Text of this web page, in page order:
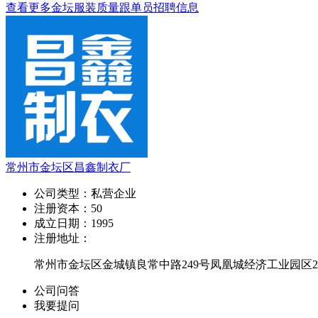
查看更多金坛服装质量跟单员招聘信息
常州市金坛区昌鑫制衣厂
公司类型： 私营企业
注册资本： 50
成立日期： 1995
注册地址：
常州市金坛区金城镇良常中路249号凤凰城经济工业园区
公司问答
我要提问